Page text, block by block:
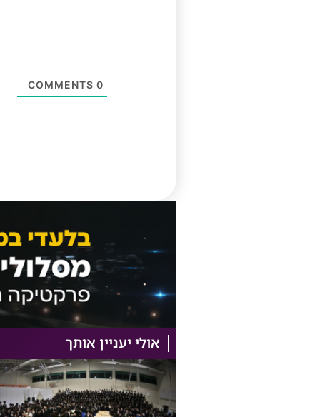
0
אולי יעניין אותך